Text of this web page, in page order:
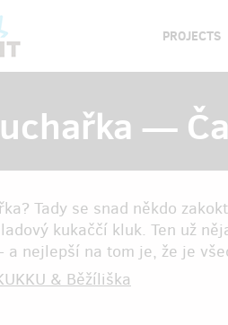
PROJECTS
—
Tady se snad někdo
kukaččí kluk. Ten už
a nejlepší na tom je, že je
& Běžíliška